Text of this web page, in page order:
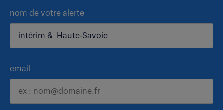
nom de votre alerte
email